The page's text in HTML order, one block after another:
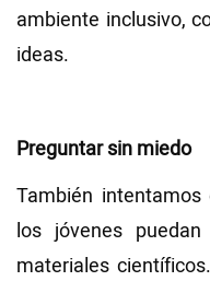
ambiente inclusivo,
ideas.
Preguntar sin miedo
También
los jóvenes
materiales